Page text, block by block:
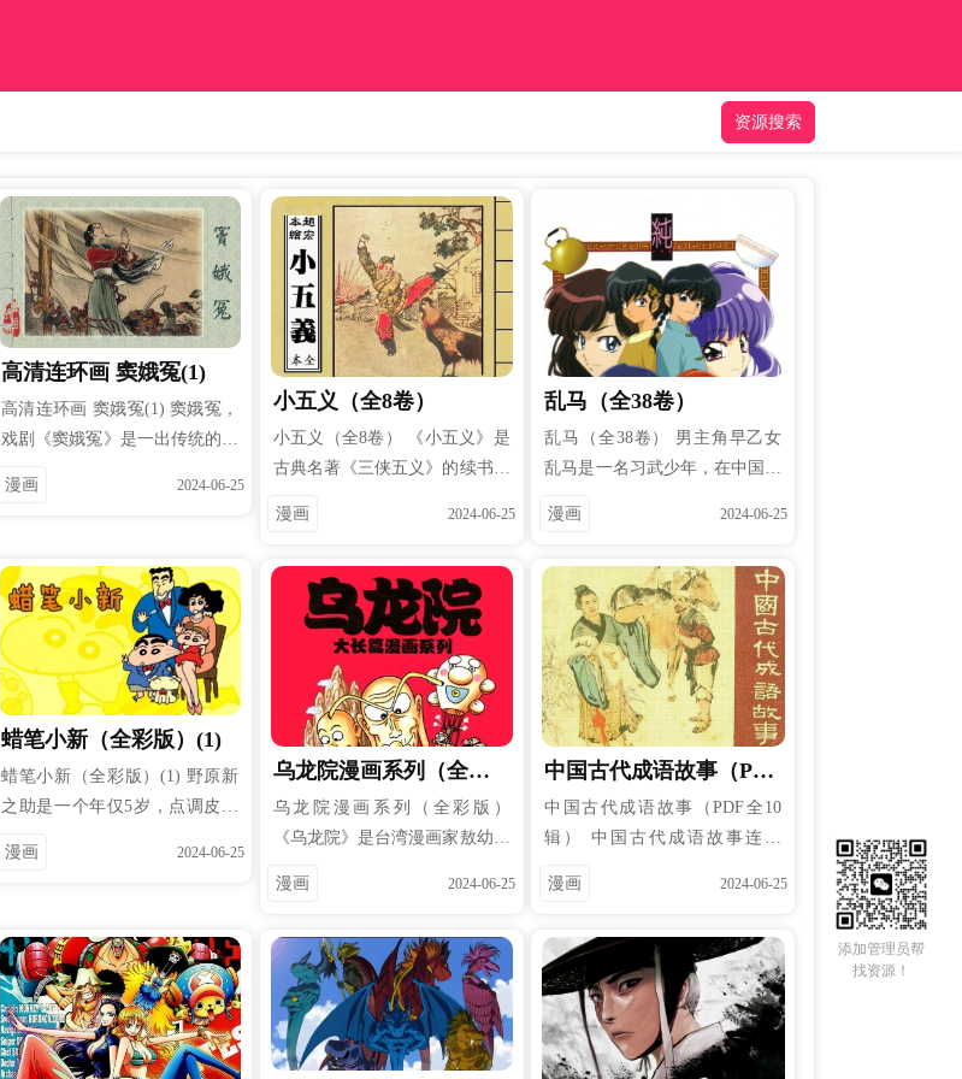
资源搜索
高清连环画 窦娥冤(1)
高清连环画 窦娥冤(1) 窦娥冤，
戏剧《窦娥冤》是一出传统的古
与唐诗、宋词鼎足并举。据统
计，有滇剧、徽剧、汉剧、秦
腔、赣剧、河北梆子、评剧等八
十多个剧种上演过《窦娥冤》，
在京剧中该剧也称《六月雪》，
以程砚秋演出的版本最为著名。
图画书《窦娥冤》就好比一扇打
开的门。小朋友们走进这扇门，
台，走进了中国文化艺术的百花
以后还会发现，原来，从戏剧到
文学，从阅读图画书到审美情趣
的培养，每一扇门都是相通的。
漫画 2024-06-25
小五义（全8卷）
小五义（全8卷） 《小五义》是
古典名著《三侠五义》的续书之
天鼠卢方之子粉面子都卢珍、掣
地鼠韩彰义子霹雳鬼韩天锦、钻
山鼠徐庆之子山西雁徐良、锦毛
鼠白玉堂的侄儿玉面专诸白芸生
和“小侠”艾虎五人，全书主题环
绕在群侠于忠协助平定藩王作
乱、于义惩治为恶盗匪两大主
题，全书贯彻忠义思想，歌颂行
侠仗义精神。
漫画 2024-06-25
乱马（全38卷）
乱马（全38卷） 男主角早乙女
乱马是一名习武少年，在中国青
遇到热水则恢复成男孩。而他的
父亲、朋友等也因为掉进不同
的“溺泉”，会变身为熊猫、小黑
猪、猫、鸭子等。乱马被父亲带
到了父亲同门天道早云的道场，
遇到了指腹为婚的天道茜，这对
欢喜冤家与一众家人、朋友发生
了许多啼笑皆非的故事。
漫画 2024-06-25
蜡笔小新（全彩版）(1)
蜡笔小新（全彩版）(1) 野原新
之助是一个年仅5岁，点调皮的
新的成员妹妹野原向日葵。蜡笔
小新30周年!这一年,小新一家终
于还清了32年的房贷！
漫画 2024-06-25
乌龙院漫画系列（全彩
版）
乌龙院漫画系列（全彩版）
《乌龙院》是台湾漫画家敖幼祥
神态各异，过目难忘：故事波澜
起伏，妙越横生，堪称为一部全
球化原创漫画的经典品牌。
漫画 2024-06-25
中国古代成语故事（PDF
全10辑）
中国古代成语故事（PDF全10
辑） 中国古代成语故事连环
过简洁的文字和形象的画面，让
读者在欣赏艺术的同时，也能领
略到成语背后的智慧与哲理。这
种连环画不仅适合儿童启蒙教
漫画 2024-06-25
添加管理员帮
找资源！